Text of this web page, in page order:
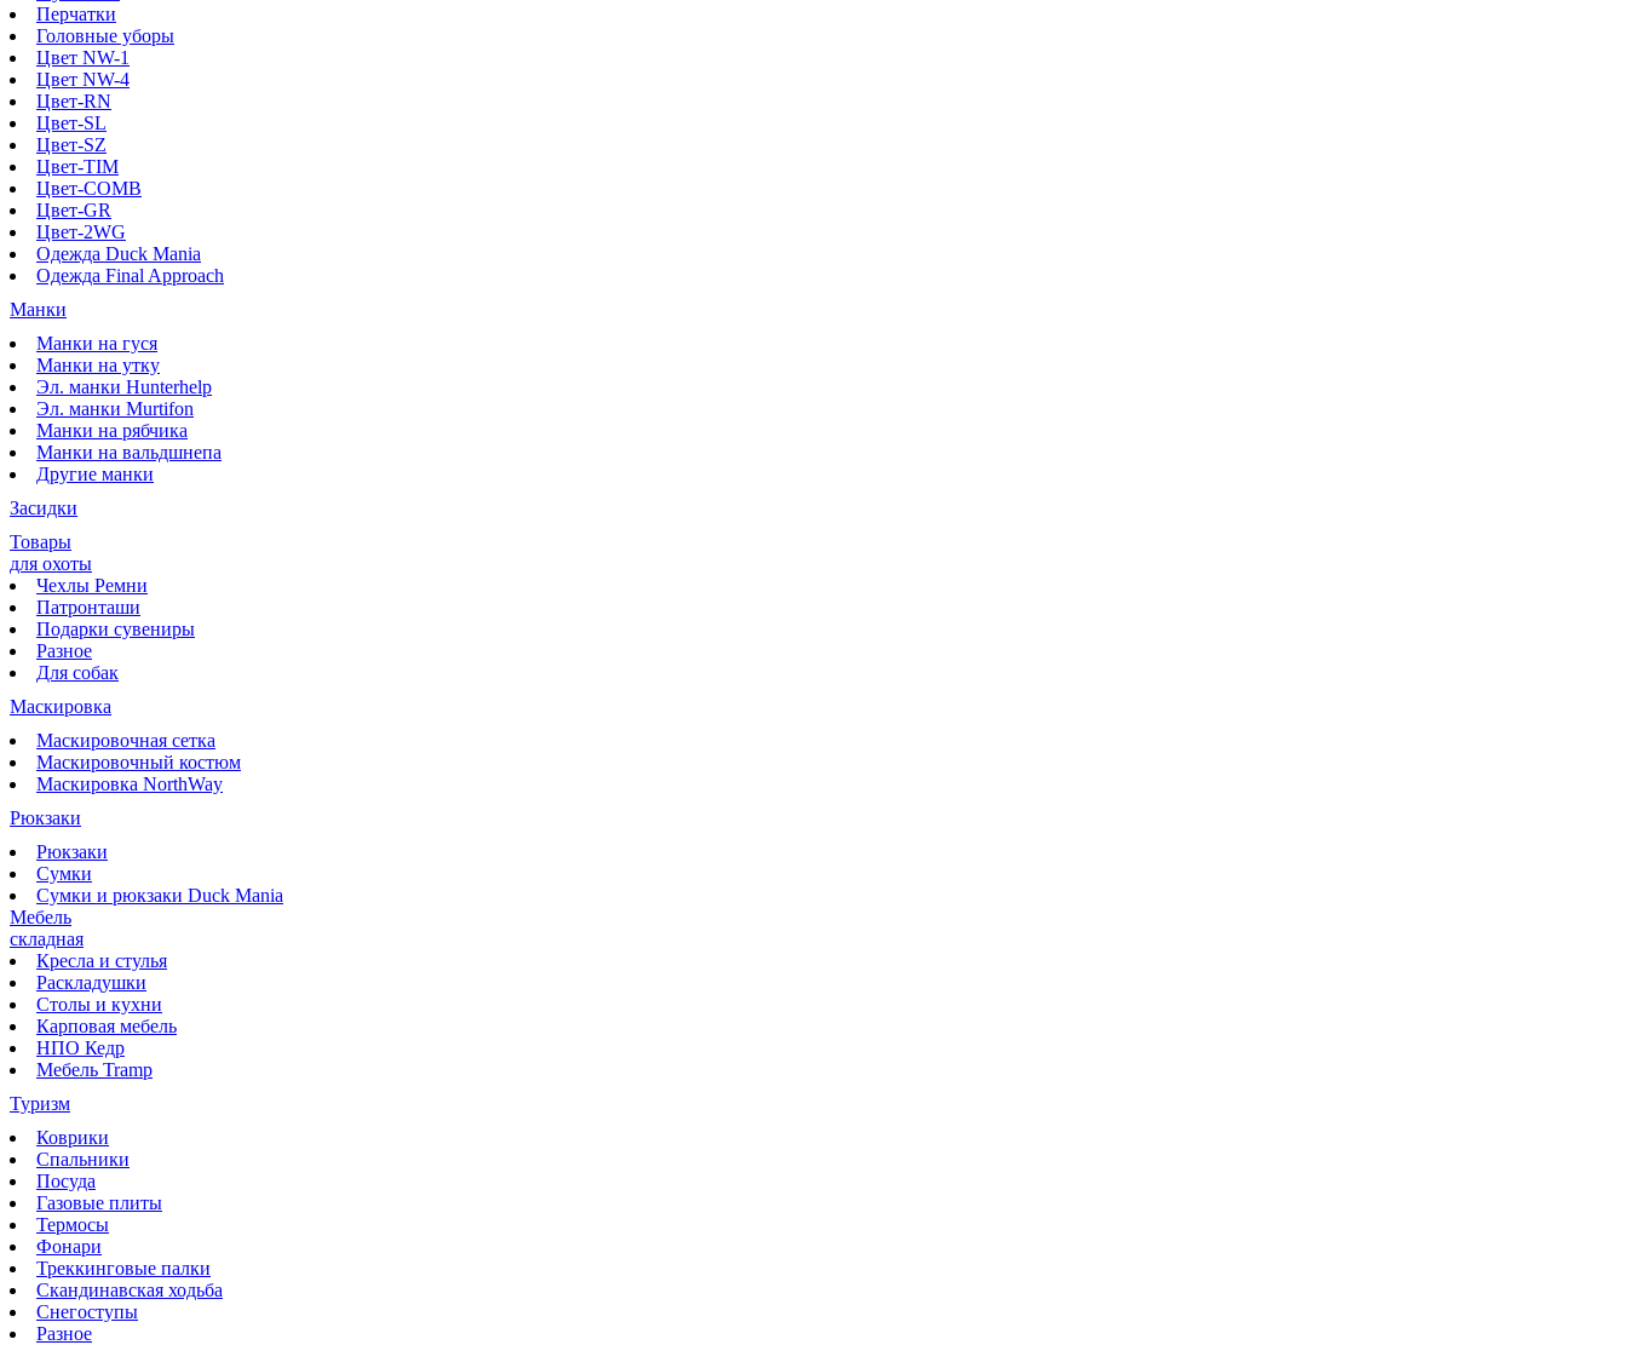
Перчатки
Головные уборы
Цвет NW-1
Цвет NW-4
Цвет-RN
Цвет-SL
Цвет-SZ
Цвет-TIM
Цвет-COMB
Цвет-GR
Цвет-2WG
Одежда Duck Mania
Одежда Final Approach
Манки
Манки на гуся
Манки на утку
Эл. манки Hunterhelp
Эл. манки Murtifon
Манки на рябчика
Манки на вальдшнепа
Другие манки
Засидки
Товары
для охоты
Чехлы Ремни
Патронташи
Подарки сувениры
Разное
Для собак
Маскировка
Маскировочная сетка
Маскировочный костюм
Маскировка NorthWay
Рюкзаки
Рюкзаки
Сумки
Сумки и рюкзаки Duck Mania
Мебель
складная
Кресла и стулья
Раскладушки
Столы и кухни
Карповая мебель
НПО Кедр
Мебель Tramp
Туризм
Коврики
Спальники
Посуда
Газовые плиты
Термосы
Фонари
Треккинговые палки
Скандинавская ходьба
Снегоступы
Разное